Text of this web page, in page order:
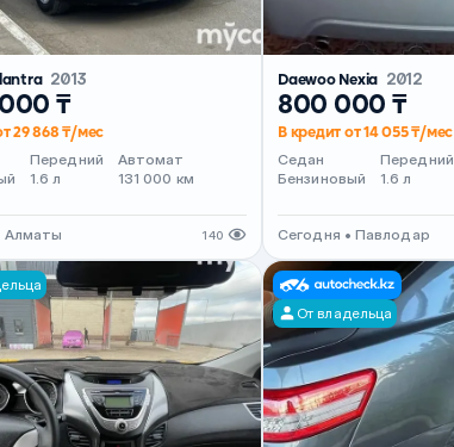
2013
₸
29 868 ₸/мес
Передний
1.6 л
Автомат
131 000 км
Алматы 140
Daewoo Nexia 2012
800 000 ₸
В кредит от 14 055 ₸/мес
Седан
Бензиновый
Передний
1.6 л
Сегодня • Павлодар
От владельца